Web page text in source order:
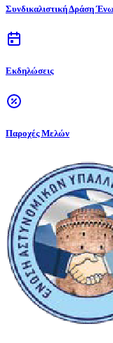
Συνδικαλιστική Δράση
Εκδηλώσεις
Παροχές Μελών